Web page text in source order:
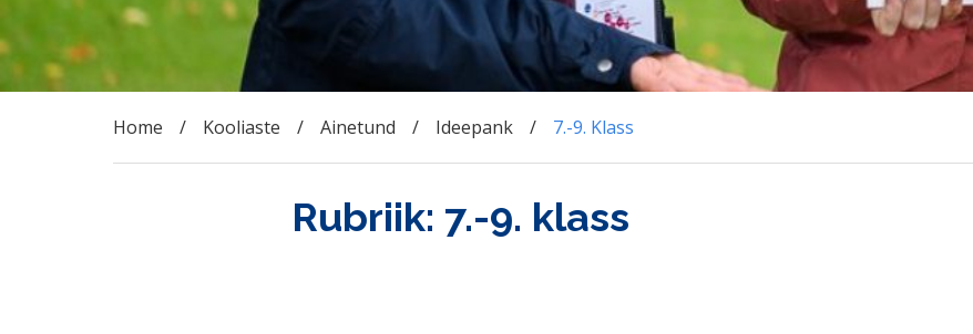
Home Kooliaste Ainetund Ideepank 7.-9. Klass
Rubriik: 7.-9. klass